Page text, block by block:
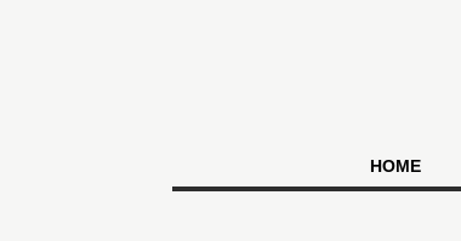
HOME